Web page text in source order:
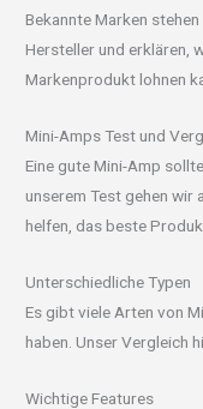
Bekannte Marken
Hersteller und erklären,
Markenprodukt lohnen
Mini-Amps Test und
Eine gute Mini-Amp
unserem Test gehen wir
helfen, das beste
Unterschiedliche Typen
Es gibt viele Arten von
haben. Unser Vergleich
Wichtige Features